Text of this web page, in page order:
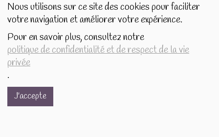
Nous utilisons sur ce site des cookies pour faciliter
votre navigation et améliorer votre expérience.
Pour en savoir plus, consultez notre
politique de confidentialité et de respect de la vie
privée
.
J'accepte
Ube – Igname violet 50g
8.5€/pc
- pc +